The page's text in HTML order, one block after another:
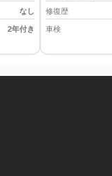
なし
2年付き
修復歴
車検